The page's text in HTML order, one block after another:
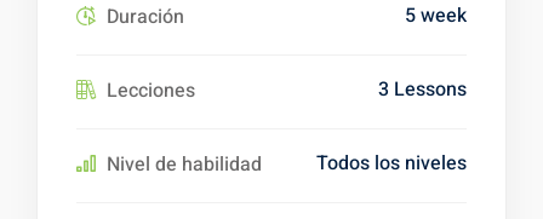
Duración 5 week
Lecciones 3 Lessons
Nivel de habilidad Todos los niveles